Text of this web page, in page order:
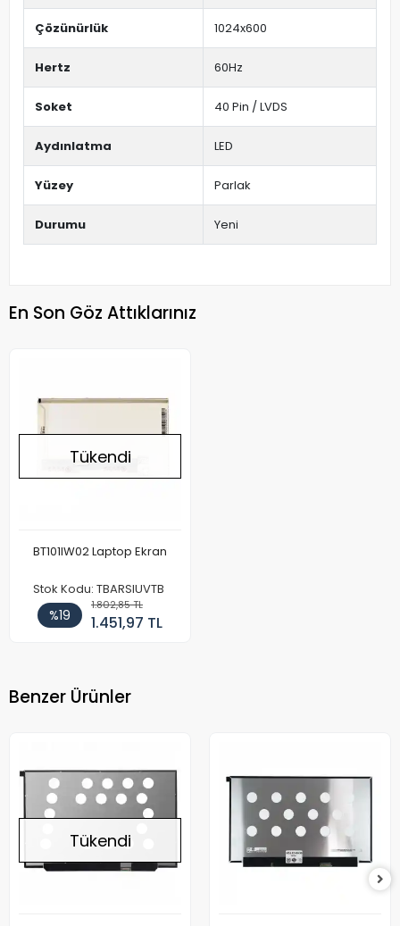
Çözünürlük 1024x600
Hertz 60Hz
Soket 40 Pin / LVDS
Aydınlatma LED
Yüzey Parlak
Durumu Yeni
En Son Göz Attıklarınız
Tükendi
BT101IW02 Laptop Ekran
Stok Kodu: TBARSIUVTB
%19
1.802,85 TL
1.451,97 TL
Benzer Ürünler
Tükendi